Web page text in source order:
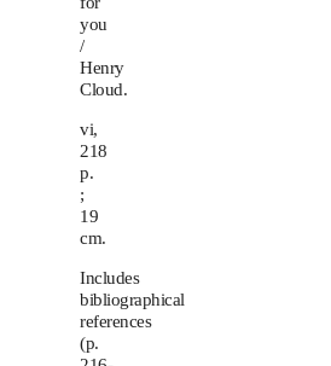
you
/
Henry
Cloud.
vi,
218
p.
;
19
cm.
Includes
bibliographical
references
(p.